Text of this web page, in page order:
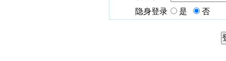
隐身登录
是 否